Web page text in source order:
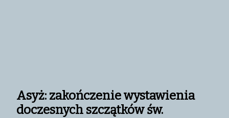
Asyż: zakończenie wystawienia
doczesnych szczątków św.